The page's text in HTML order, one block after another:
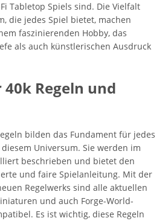
Tabletop Spiels sind. Die Vielfalt
die jedes Spiel bietet, machen
faszinierenden Hobby, das
als auch künstlerischen Ausdruck
Regeln und
bilden das Fundament für jedes
Universum. Sie werden im
beschrieben und bietet den
und faire Spielanleitung. Mit der
Regelwerks sind alle aktuellen
und auch Forge-World-
Es ist wichtig, diese Regeln